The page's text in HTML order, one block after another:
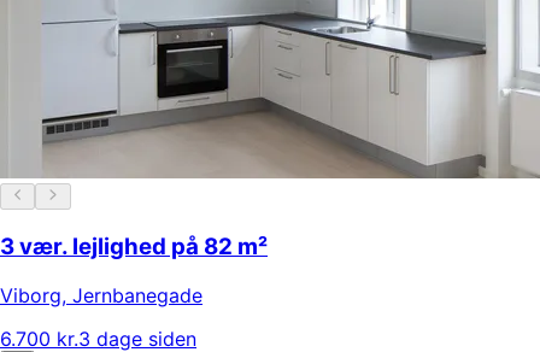
3 vær. lejlighed på 82 m²
Viborg, Jernbanegade
6.700 kr.3 dage siden